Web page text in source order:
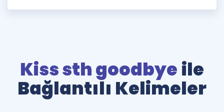
Kiss sth goodbye ile
Bağlantılı Kelimeler